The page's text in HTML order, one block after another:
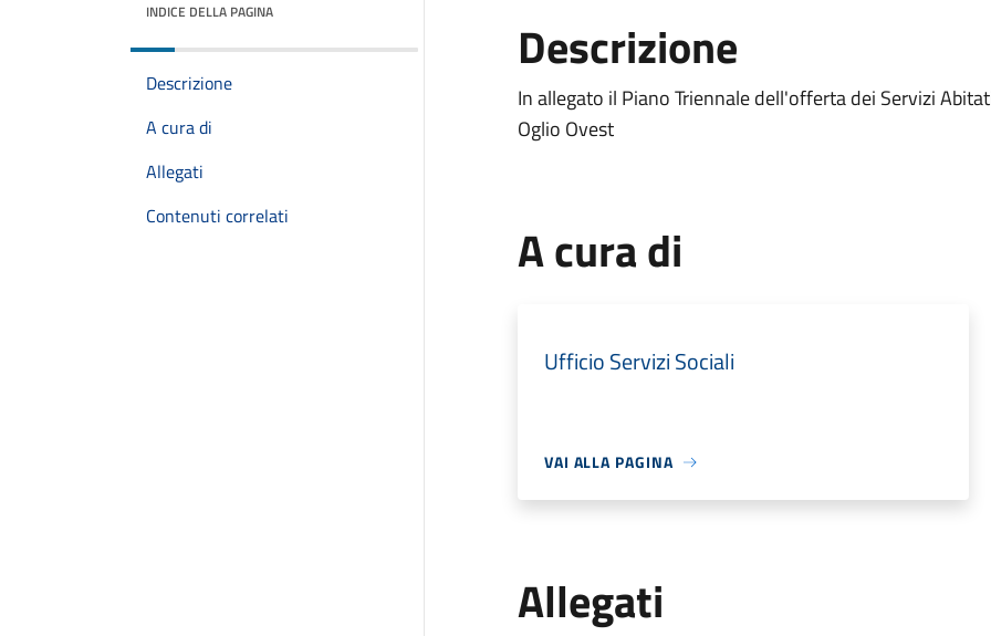
INDICE DELLA PAGINA
Descrizione
A cura di
Allegati
Contenuti correlati
Descrizione
In allegato il Piano Triennale dell'offerta dei Servizi
Oglio Ovest
A cura di
Ufficio Servizi Sociali
VAI ALLA PAGINA
Allegati